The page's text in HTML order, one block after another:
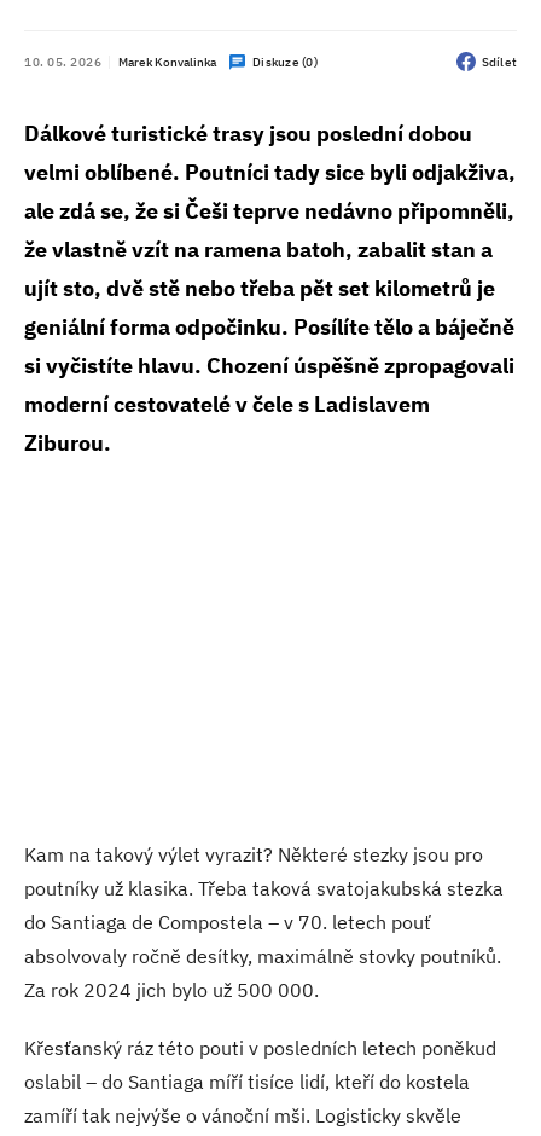
10. 05. 2026 Marek Konvalinka Diskuze (0) Sdílet
Dálkové turistické trasy jsou poslední dobou
velmi oblíbené. Poutníci tady sice byli odjakživa,
ale zdá se, že si Češi teprve nedávno připomněli,
že vlastně vzít na ramena batoh, zabalit stan a
ujít sto, dvě stě nebo třeba pět set kilometrů je
geniální forma odpočinku. Posílíte tělo a báječně
si vyčistíte hlavu. Chození úspěšně zpropagovali
moderní cestovatelé v čele s Ladislavem
Ziburou.
Kam na takový výlet vyrazit? Některé stezky jsou pro
poutníky už klasika. Třeba taková svatojakubská stezka
do Santiaga de Compostela – v 70. letech pouť
absolvovaly ročně desítky, maximálně stovky poutníků.
Za rok 2024 jich bylo už 500 000.
Křesťanský ráz této pouti v posledních letech poněkud
oslabil – do Santiaga míří tisíce lidí, kteří do kostela
zamíří tak nejvýše o vánoční mši. Logisticky skvěle